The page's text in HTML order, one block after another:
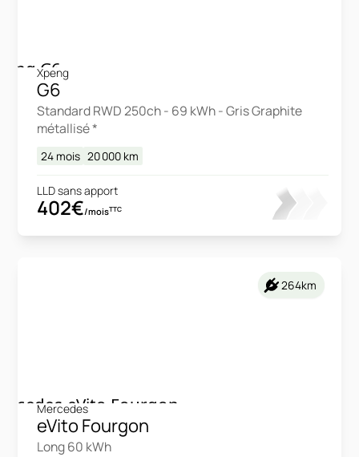
Xpeng
G6
Standard RWD 250ch - 69 kWh - Gris Graphite
métallisé *
24 mois 20 000 km
LLD sans apport
402€/moisTTC
Mercedes
eVito Fourgon
Long 60 kWh
264km